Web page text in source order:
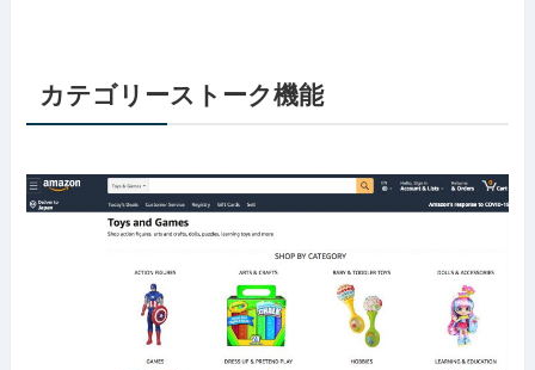
カテゴリーストーク機能